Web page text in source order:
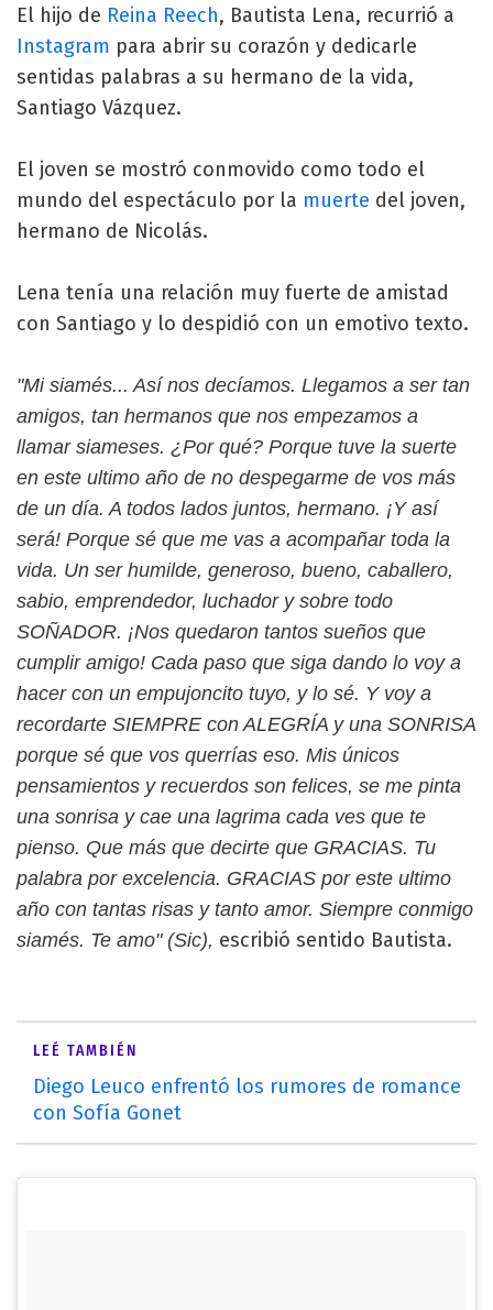
El hijo de Reina Reech, Bautista Lena, recurrió a
Instagram para abrir su corazón y dedicarle
sentidas palabras a su hermano de la vida,
Santiago Vázquez.
El joven se mostró conmovido como todo el
mundo del espectáculo por la muerte del joven,
hermano de Nicolás.
Lena tenía una relación muy fuerte de amistad
con Santiago y lo despidió con un emotivo texto.
"Mi siamés... Así nos decíamos. Llegamos a ser tan
amigos, tan hermanos que nos empezamos a
llamar siameses. ¿Por qué? Porque tuve la suerte
en este ultimo año de no despegarme de vos más
de un día. A todos lados juntos, hermano. ¡Y así
será! Porque sé que me vas a acompañar toda la
vida. Un ser humilde, generoso, bueno, caballero,
sabio, emprendedor, luchador y sobre todo
SOÑADOR. ¡Nos quedaron tantos sueños que
cumplir amigo! Cada paso que siga dando lo voy a
hacer con un empujoncito tuyo, y lo sé. Y voy a
recordarte SIEMPRE con ALEGRÍA y una SONRISA
porque sé que vos querrías eso. Mis únicos
pensamientos y recuerdos son felices, se me pinta
una sonrisa y cae una lagrima cada ves que te
pienso. Que más que decirte que GRACIAS. Tu
palabra por excelencia. GRACIAS por este ultimo
año con tantas risas y tanto amor. Siempre conmigo
siamés. Te amo" (Sic), escribió sentido Bautista.
LEÉ TAMBIÉN
Diego Leuco enfrentó los rumores de romance
con Sofía Gonet